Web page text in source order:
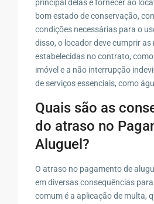
principal delas é fornecer ao
bom estado de conservação,
condições necessárias para o
disso, o locador deve cumprir as
estabelecidas no contrato,
imóvel e a não interrupção
de serviços essenciais, como
Quais são as
do atraso no
Aluguel?
O atraso no pagamento de
em diversas consequências
comum é a aplicação de multa,